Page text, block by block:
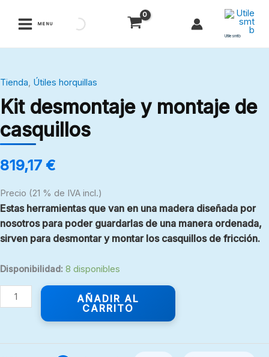
MENU
Utilesmtb
Tienda, Útiles horquillas
Kit desmontaje y montaje de
casquillos
819,17 €
Precio (21 % de IVA incl.)
Estas herramientas que van en una madera diseñada por
nosotros para poder guardarlas de una manera ordenada,
sirven para desmontar y montar los casquillos de fricción.
Disponibilidad: 8 disponibles
desmontaje
y
montaje
de
casquillos
cantidad
AÑADIR AL
CARRITO